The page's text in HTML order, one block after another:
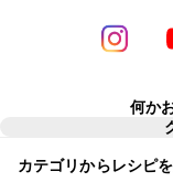
何か
カテゴリからレシピ